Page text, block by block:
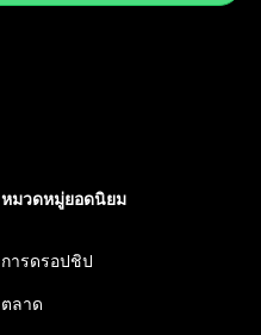
หมวดหมู่ยอดนิยม
การดรอปชิป
ตลาด